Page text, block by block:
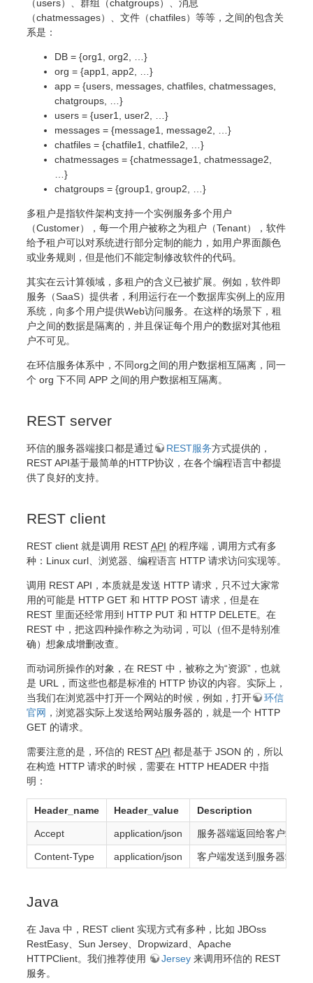
（users）、群组（chatgroups）、消息
（chatmessages）、文件（chatfiles）等等，之间的包含关
系是：
DB = {org1, org2, …}
org = {app1, app2, …}
app = {users, messages, chatfiles, chatmessages,
chatgroups, …}
users = {user1, user2, …}
messages = {message1, message2, …}
chatfiles = {chatfile1, chatfile2, …}
chatmessages = {chatmessage1, chatmessage2,
…}
chatgroups = {group1, group2, …}
多租户是指软件架构支持一个实例服务多个用户
（Customer），每一个用户被称之为租户（Tenant），软件
给予租户可以对系统进行部分定制的能力，如用户界面颜色
或业务规则，但是他们不能定制修改软件的代码。
其实在云计算领域，多租户的含义已被扩展。例如，软件即
服务（SaaS）提供者，利用运行在一个数据库实例上的应用
系统，向多个用户提供Web访问服务。在这样的场景下，租
户之间的数据是隔离的，并且保证每个用户的数据对其他租
户不可见。
在环信服务体系中，不同org之间的用户数据相互隔离，同一
个 org 下不同 APP 之间的用户数据相互隔离。
REST server
环信的服务器端接口都是通过 REST服务方式提供的，
REST API基于最简单的HTTP协议，在各个编程语言中都提
供了良好的支持。
REST client
REST client 就是调用 RESTAPI 的程序端，调用方式有多
种：Linux curl、浏览器、编程语言 HTTP 请求访问实现等。
调用 REST API，本质就是发送 HTTP 请求，只不过大家常
用的可能是 HTTP GET 和 HTTP POST 请求，但是在
REST 里面还经常用到 HTTP PUT 和 HTTP DELETE。在
REST 中，把这四种操作称之为动词，可以（但不是特别准
确）想象成增删改查。
而动词所操作的对象，在 REST 中，被称之为“资源”，也就
是 URL，而这些也都是标准的 HTTP 协议的内容。实际上，
当我们在浏览器中打开一个网站的时候，例如，打开
环信
官网 ，浏览器实际上发送给网站服务器的，就是一个 HTTP
GET 的请求。
需要注意的是，环信的 RESTAPI 都是基于 JSON 的，所以
在构造 HTTP 请求的时候，需要在 HTTP HEADER 中指
明：
Header_name Header_value Description
Accept application/json 服务器端返回给客户端的
Content-Type application/json 客户端发送到服务器端的
Java
在 Java 中，REST client 实现方式有多种，比如 JBOss
RestEasy、Sun Jersey、Dropwizard、Apache
HTTPClient。我们推荐使用
Jersey 来调用环信的 REST
服务。